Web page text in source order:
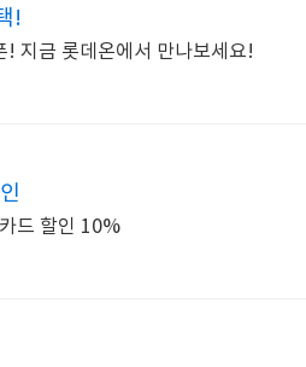
!
! 지금 롯데온에서 만나보세요!
드 할인 10%